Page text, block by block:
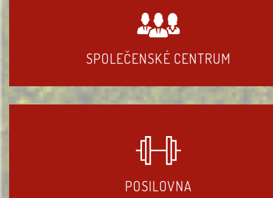
SPOLEČENSKÉ CENTRUM
POSILOVNA